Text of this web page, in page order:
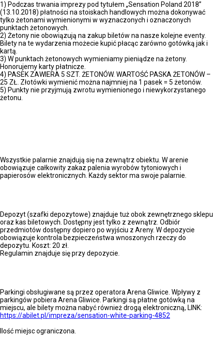
1) Podczas trwania imprezy pod tytułem „Sensation Poland 2018”
(13.10.2018) płatności na stoiskach handlowych można dokonywać
tylko żetonami wymienionymi w wyznaczonych i oznaczonych
punktach żetonowych.
2) Żetony nie obowiązują na zakup biletów na nasze kolejne eventy.
Bilety na te wydarzenia możecie kupić płacąc zarówno gotówką jak i
kartą.
3) W punktach żetonowych wymieniamy pieniądze na żetony.
Honorujemy karty płatnicze.
4) PASEK ZAWIERA 5 SZT. ŻETONÓW. WARTOŚĆ PASKA ŻETONÓW –
25 ZŁ. Złotówki wymienić można najmniej na 1 pasek = 5 żetonów.
5) Punkty nie przyjmują zwrotu wymienionego i niewykorzystanego
żetonu.
Wszystkie palarnie znajdują się na zewnątrz obiektu. W arenie
obowiązuje całkowity zakaz palenia wyrobów tytoniowych i
papierosów elektronicznych. Każdy sektor ma swoje palarnie.
Depozyt (szafki depozytowe) znajduje tuż obok zewnętrznego sklepu
oraz kas biletowych. Dostępny jest tylko z zewnątrz. Odbiór
przedmiotów dostępny dopiero po wyjściu z Areny. W depozycie
obowiązuje kontrola bezpieczeństwa wnoszonych rzeczy do
depozytu. Koszt: 20 zł.
Regulamin znajduje się przy depozycie.
Parkingi obsługiwane są przez operatora Arena Gliwice. Wpływy z
parkingów pobiera Arena Gliwice. Parkingi są płatne gotówką na
miejscu, ale bilety można nabyć również drogą elektroniczną, LINK:
https://abilet.pl/impreza/sensation-white-parking-4852
Ilość miejsc ograniczona.